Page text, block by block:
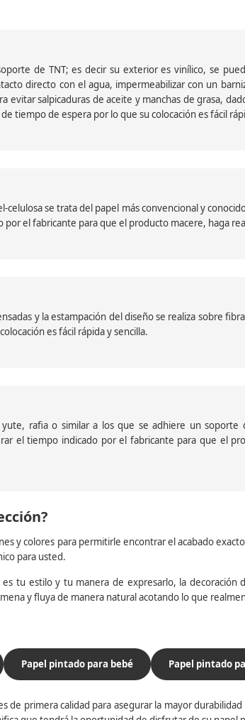
de TNT; es decir su exterior es vinílico, se
directo con el agua, impermeabilizar con un
salpicaduras de aceite y manchas de grasa,
tiempo de espera por lo que su colocación es fácil
se trata del papel más convencional y
el fabricante para que el producto macere, haga
y la estampación del diseño se realiza sobre
es fácil rápida y sencilla.
rafia o similar a los que se adhiere un soporte
el tiempo indicado por el fabricante para que el
y colores para permitirle encontrar el acabado
para usted.
tu estilo y tu manera de expresarlo, la
y fluya de manera natural acotando lo que
Papel pintado para bebé Papel pintado
de primera calidad para asegurar la mayor